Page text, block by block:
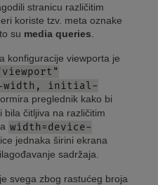
stranicu različitim
koriste tzv. meta oznake
su media queries
konfiguracije viewporta je
width, initial-
preglednik kako bi
čitljiva na različitim
width=device-
jednaka širini ekrana
sadržaja.
svega zbog rastućeg broja